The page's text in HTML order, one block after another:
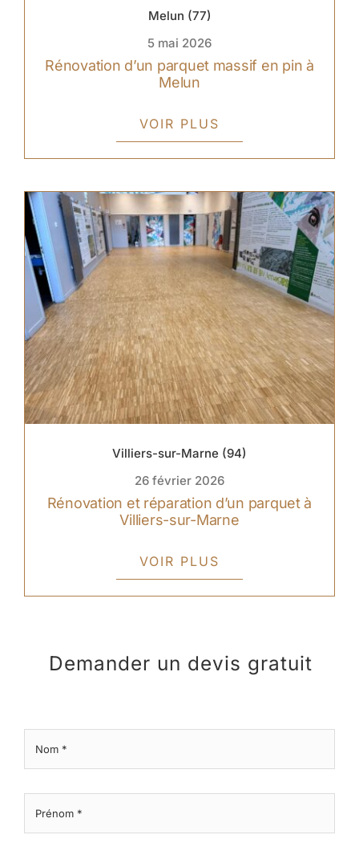
Melun (77)
5 mai 2026
Rénovation d’un parquet massif en pin à
Melun
VOIR PLUS
Villiers-sur-Marne (94)
26 février 2026
Rénovation et réparation d’un parquet à
Villiers-sur-Marne
VOIR PLUS
Demander un devis gratuit